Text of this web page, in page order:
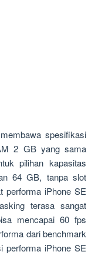
spesifikasi
2 GB yang sama
pilihan kapasitas
64 GB, tanpa slot
performa iPhone SE
terasa sangat
mencapai 60 fps
dari benchmark
performa iPhone SE